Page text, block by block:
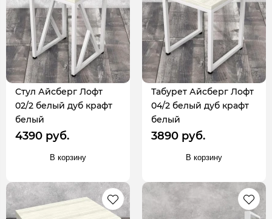
Стул Айсберг Лофт
02/2 белый дуб крафт
белый
4390 руб.
В корзину
Табурет Айсберг Лофт
04/2 белый дуб крафт
белый
3890 руб.
В корзину